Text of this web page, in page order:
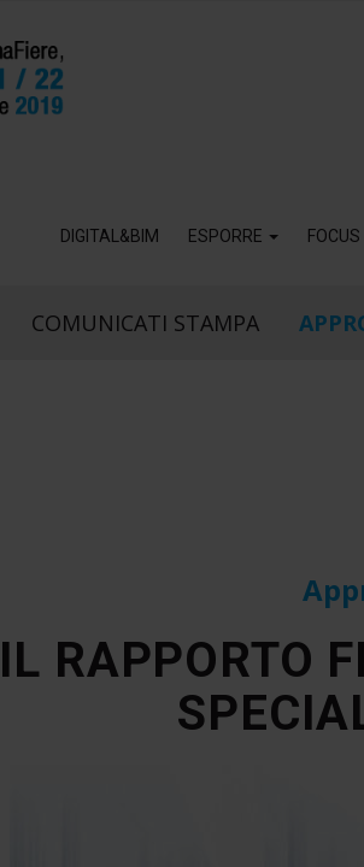
DIGITAL&BIM ESPORRE
COMUNICATI STAMPA
IL RAPPORTO